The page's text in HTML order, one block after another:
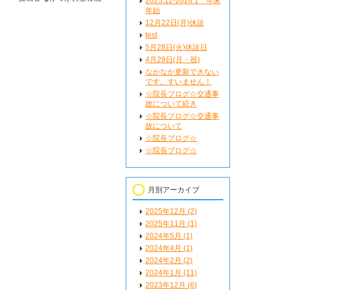
年始
12月22日(月)休診
test
5月28日(火)休診日
4月29日(月・祝)
なかなか更新できない
です。すいません！
☆院長ブログ☆交通事
故について続き
☆院長ブログ☆交通事
故について
☆院長ブログ☆
☆院長ブログ☆
月別アーカイブ
2025年12月 (2)
2025年11月 (1)
2024年5月 (1)
2024年4月 (1)
2024年2月 (2)
2024年1月 (11)
2023年12月 (6)